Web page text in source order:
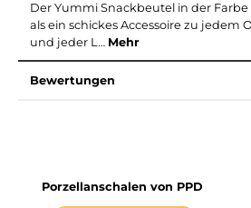
Der Yummi Snackbeutel in der
als ein schickes Accessoire zu jedem
und jeder L… Mehr
Bewertungen
Produktgalerie überspringen
Porzellanschalen von PPD